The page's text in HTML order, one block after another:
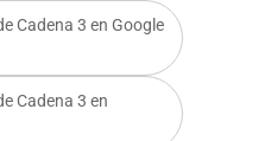
Cadena 3 en Google
Cadena 3 en